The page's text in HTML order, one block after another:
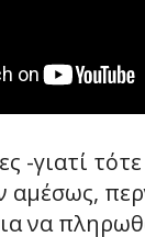
-γιατί
αμέσως,
να